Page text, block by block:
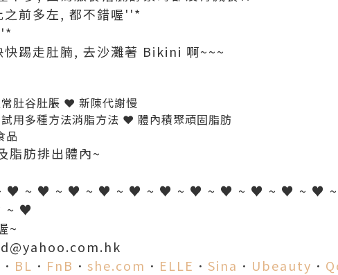
之前多左, 都不錯喔''*
快踢走肚腩, 去沙灘著 Bikini 啊~~~
肚谷肚脹 ❤ 新陳代謝慢
用多種方法消脂方法 ❤ 體內積聚頑固脂肪
品
脂肪排出體內~
♥ ~ ♥ ~ ♥ ~ ♥ ~ ♥ ~ ♥ ~ ♥ ~ ♥ ~ ♥ ~ ♥ ~ ♥
~ ♥
~
． BL ． FnB ． she.com ． ELLE ． Sina ． Ubeauty ．